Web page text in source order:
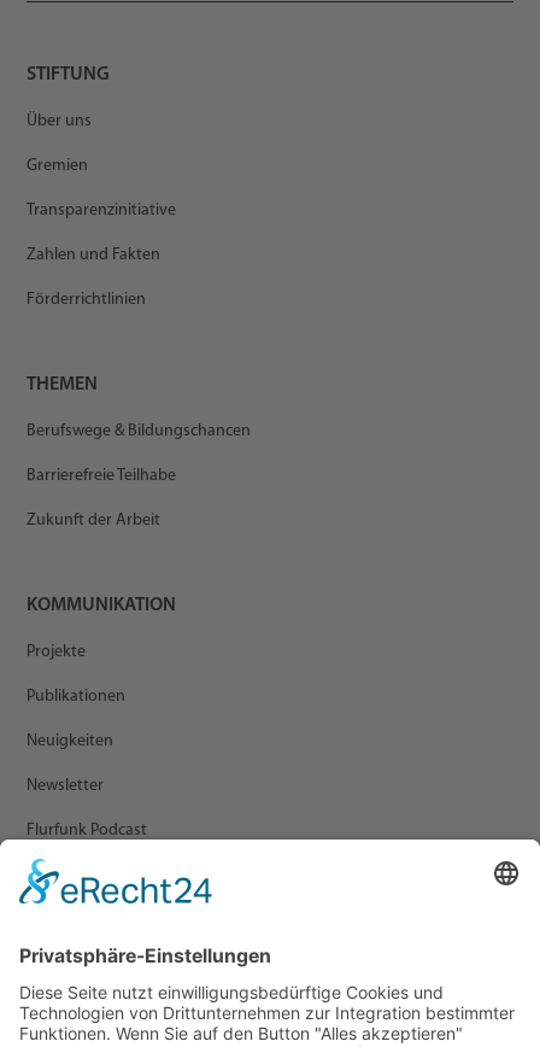
STIFTUNG
Über uns
Gremien
Transparenzinitiative
Zahlen und Fakten
Förderrichtlinien
THEMEN
Berufswege & Bildungschancen
Barrierefreie Teilhabe
Zukunft der Arbeit
KOMMUNIKATION
Projekte
Publikationen
Neuigkeiten
Newsletter
Flurfunk Podcast
Presse
Veranstaltungen